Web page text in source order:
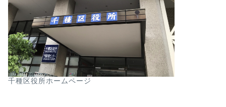
千種区役所ホームページ